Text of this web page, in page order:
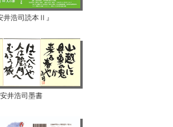
井浩司読本Ⅱ』
安井浩司墨書